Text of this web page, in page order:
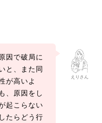
えりさん
因で破局に
と、また同
が高いよ
、原因をし
起こらない
たらどう行